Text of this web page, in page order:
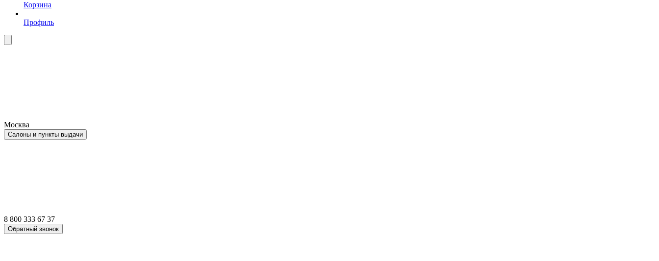
Корзина
Профиль
Москва
Салоны и пункты выдачи
8 800 333 67 37
Обратный звонок